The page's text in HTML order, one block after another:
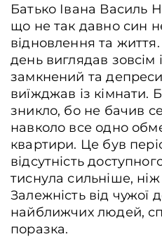
Батько Івана Василь
що не так давно син
відновлення та
день виглядав зовсім
замкнений та
виїжджав із кімнати.
зникло, бо не бачив
навколо все одно
квартири. Це був
відсутність
тиснула сильніше,
Залежність від чужої
найближчих людей,
поразка.